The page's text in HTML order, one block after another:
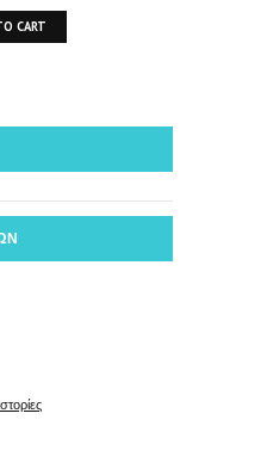
CART